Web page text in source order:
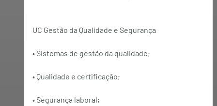
UC Gestão da Qualidade e Segurança
• Sistemas de gestão da qualidade;
• Qualidade e certificação;
• Segurança laboral;